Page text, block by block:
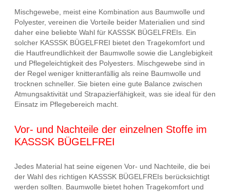
Mischgewebe, meist eine Kombination aus Baumwolle und
Polyester, vereinen die Vorteile beider Materialien und sind
daher eine beliebte Wahl für KASSSK BÜGELFREIs. Ein
solcher KASSSK BÜGELFREI bietet den Tragekomfort und
die Hautfreundlichkeit der Baumwolle sowie die Langlebigkeit
und Pflegeleichtigkeit des Polyesters. Mischgewebe sind in
der Regel weniger knitteranfällig als reine Baumwolle und
trocknen schneller. Sie bieten eine gute Balance zwischen
Atmungsaktivität und Strapazierfähigkeit, was sie ideal für den
Einsatz im Pflegebereich macht.
Vor- und Nachteile der einzelnen Stoffe im
KASSSK BÜGELFREI
Jedes Material hat seine eigenen Vor- und Nachteile, die bei
der Wahl des richtigen KASSSK BÜGELFREIs berücksichtigt
werden sollten. Baumwolle bietet hohen Tragekomfort und